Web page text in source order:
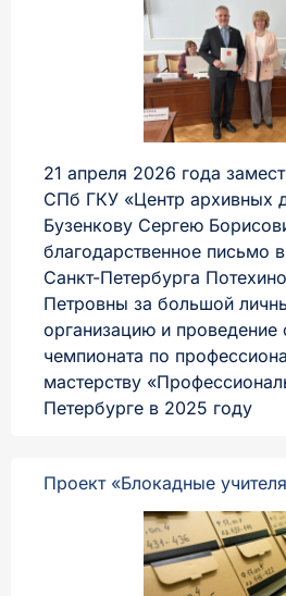
21 апреля 2026 года
СПб ГКУ «Центр архивных
Бузенкову Сергею
благодарственное письмо
Санкт-Петербурга
Петровны за большой
организацию и проведение
чемпионата по
мастерству
Петербурге в 2025 году
Проект «Блокадные